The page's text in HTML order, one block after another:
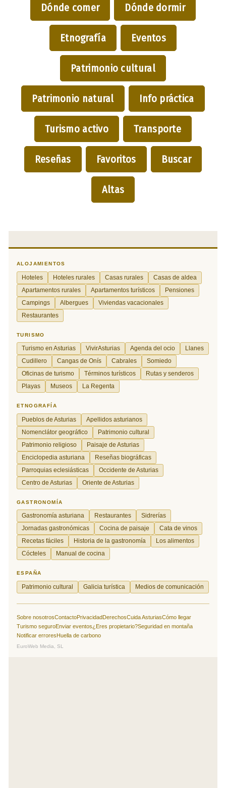
Dónde comer Dónde dormir
Etnografía Eventos
Patrimonio cultural
Patrimonio natural Info práctica
Turismo activo Transporte
Reseñas Favoritos Buscar
Altas